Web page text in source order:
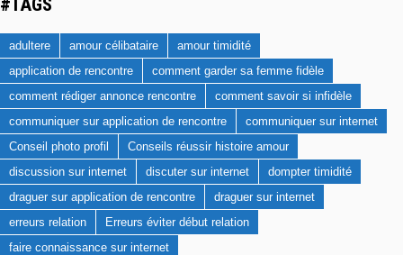
#TAGS
adultere amour célibataire
amour timidité
application de rencontre
comment garder sa femme fidèle
comment rédiger annonce rencontre
comment savoir si infidèle
communiquer sur application de rencontre
communiquer sur internet
Conseil photo profil
Conseils réussir histoire amour
discussion sur internet
discuter sur internet
dompter timidité
draguer sur application de rencontre
draguer sur internet
erreurs relation
Erreurs éviter début relation
faire connaissance sur internet